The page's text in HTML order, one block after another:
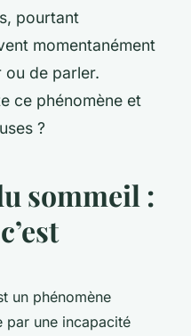
pourtant
momentanément
ou de parler.
ce phénomène et
?
sommeil :
un phénomène
par une incapacité